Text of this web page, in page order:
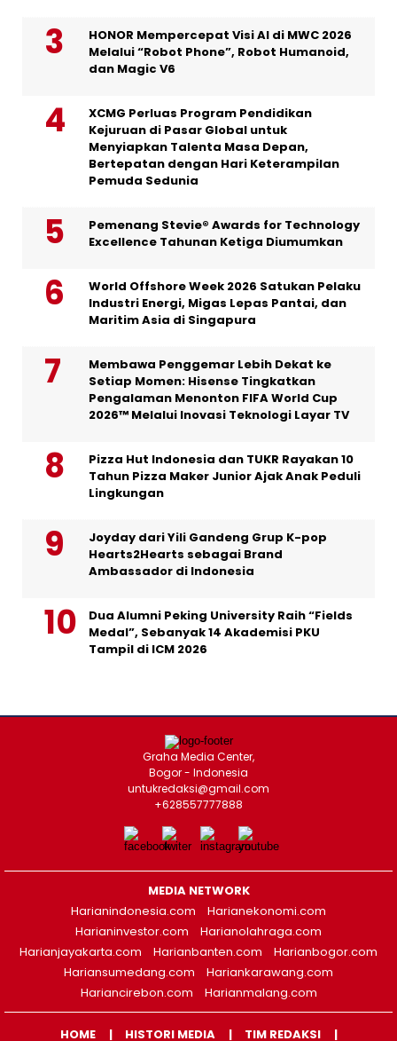
HONOR Mempercepat Visi AI di MWC 2026
Melalui “Robot Phone”, Robot Humanoid,
dan Magic V6
XCMG Perluas Program Pendidikan
Kejuruan di Pasar Global untuk
Menyiapkan Talenta Masa Depan,
Bertepatan dengan Hari Keterampilan
Pemuda Sedunia
Pemenang Stevie® Awards for Technology
Excellence Tahunan Ketiga Diumumkan
World Offshore Week 2026 Satukan Pelaku
Industri Energi, Migas Lepas Pantai, dan
Maritim Asia di Singapura
Membawa Penggemar Lebih Dekat ke
Setiap Momen: Hisense Tingkatkan
Pengalaman Menonton FIFA World Cup
2026™ Melalui Inovasi Teknologi Layar TV
Pizza Hut Indonesia dan TUKR Rayakan 10
Tahun Pizza Maker Junior Ajak Anak Peduli
Lingkungan
Joyday dari Yili Gandeng Grup K-pop
Hearts2Hearts sebagai Brand
Ambassador di Indonesia
Dua Alumni Peking University Raih “Fields
Medal”, Sebanyak 14 Akademisi PKU
Tampil di ICM 2026
Graha Media Center,
Bogor - Indonesia
untukredaksi@gmail.com
+628557777888
MEDIA NETWORK
Harianindonesia.com
Harianekonomi.com
Harianinvestor.com
Harianolahraga.com
Harianjayakarta.com
Harianbanten.com
Harianbogor.com
Hariansumedang.com
Hariankarawang.com
Hariancirebon.com
Harianmalang.com
HOME HISTORI MEDIA TIM REDAKSI